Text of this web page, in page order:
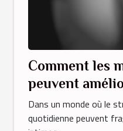
Comment les
peuvent
couple
Dans un monde où le
quotidienne peuvent